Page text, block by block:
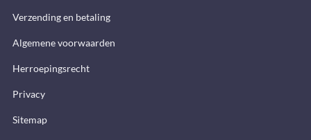
Verzending en betaling
Algemene voorwaarden
Herroepingsrecht
Privacy
Sitemap